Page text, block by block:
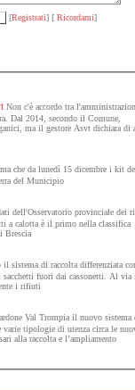
[Registrati] [ Ricordami]
Non c'è accordo tra
Dal 2014, secondo il Comune,
ma il gestore Asvt dichiara di
che da lunedì 15 dicembre i kit
del Municipio
dell'Osservatorio provinciale dei
a calotta è il primo nella classifica
Brescia
il sistema di raccolta differenziata
sacchetti fuori dai cassonetti. Al via
i rifiuti
Val Trompia il nuovo sistema
tipologie di utenza circa le
alla raccolta e l’ampliamento